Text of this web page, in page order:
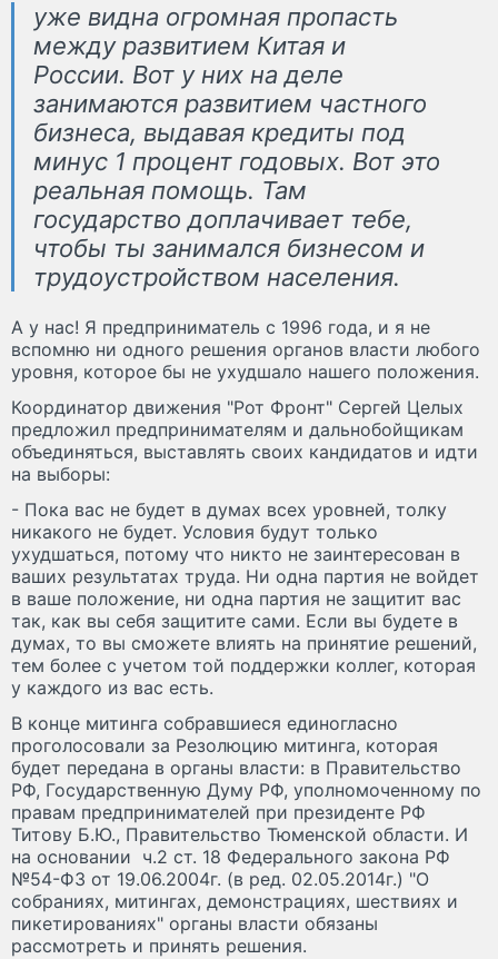
уже видна огромная пропасть
между развитием Китая и
России. Вот у них на деле
занимаются развитием частного
бизнеса, выдавая кредиты под
минус 1 процент годовых. Вот это
реальная помощь. Там
государство доплачивает тебе,
чтобы ты занимался бизнесом и
трудоустройством населения.
А у нас! Я предприниматель с 1996 года, и я не
вспомню ни одного решения органов власти любого
уровня, которое бы не ухудшало нашего положения.
Координатор движения "Рот Фронт" Сергей Целых
предложил предпринимателям и дальнобойщикам
объединяться, выставлять своих кандидатов и идти
на выборы:
- Пока вас не будет в думах всех уровней, толку
никакого не будет. Условия будут только
ухудшаться, потому что никто не заинтересован в
ваших результатах труда. Ни одна партия не войдет
в ваше положение, ни одна партия не защитит вас
так, как вы себя защитите сами. Если вы будете в
думах, то вы сможете влиять на принятие решений,
тем более с учетом той поддержки коллег, которая
у каждого из вас есть.
В конце митинга собравшиеся единогласно
проголосовали за Резолюцию митинга, которая
будет передана в органы власти: в Правительство
РФ, Государственную Думу РФ, уполномоченному по
правам предпринимателей при президенте РФ
Титову Б.Ю., Правительство Тюменской области. И
на основании ч.2 ст. 18 Федерального закона РФ
№54-ФЗ от 19.06.2004г. (в ред. 02.05.2014г.) "О
собраниях, митингах, демонстрациях, шествиях и
пикетированиях" органы власти обязаны
рассмотреть и принять решения.